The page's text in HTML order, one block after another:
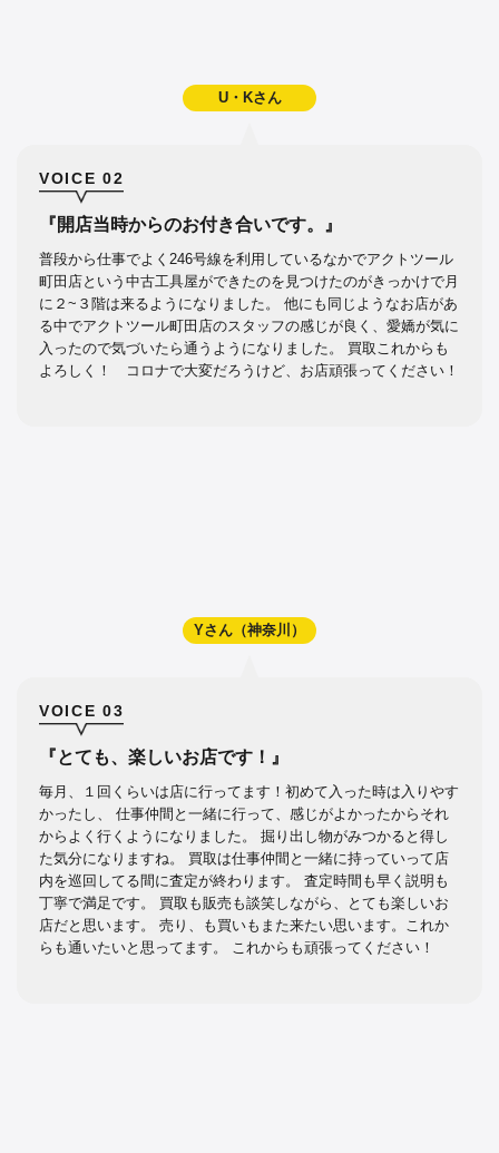
U・Kさん
VOICE 02
『開店当時からのお付き合いです。』
普段から仕事でよく246号線を利用しているなかでアクトツール
町田店という中古工具屋ができたのを見つけたのがきっかけで月
に２~３階は来るようになりました。 他にも同じようなお店があ
る中でアクトツール町田店のスタッフの感じが良く、愛嬌が気に
入ったので気づいたら通うようになりました。 買取これからも
よろしく！ コロナで大変だろうけど、お店頑張ってください！
Yさん（神奈川）
VOICE 03
『とても、楽しいお店です！』
毎月、１回くらいは店に行ってます！初めて入った時は入りやす
かったし、 仕事仲間と一緒に行って、感じがよかったからそれ
からよく行くようになりました。 掘り出し物がみつかると得し
た気分になりますね。 買取は仕事仲間と一緒に持っていって店
内を巡回してる間に査定が終わります。 査定時間も早く説明も
丁寧で満足です。 買取も販売も談笑しながら、とても楽しいお
店だと思います。 売り、も買いもまた来たい思います。これか
らも通いたいと思ってます。 これからも頑張ってください！